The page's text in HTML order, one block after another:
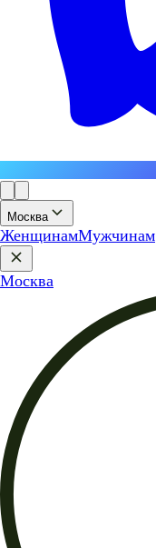
Москва
ЖенщинамМужчинам
Москва